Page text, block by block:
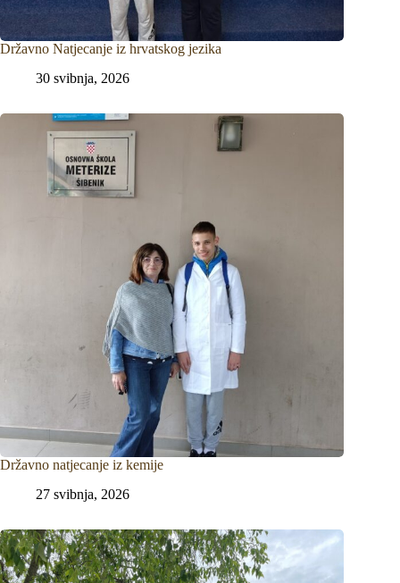
Državno Natjecanje iz hrvatskog jezika
30 svibnja, 2026
Državno natjecanje iz kemije
27 svibnja, 2026